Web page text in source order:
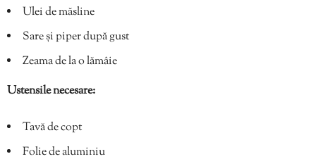
Ulei de măsline
Sare și piper după gust
Zeama de la o lămâie
Ustensile necesare:
Tavă de copt
Folie de aluminiu